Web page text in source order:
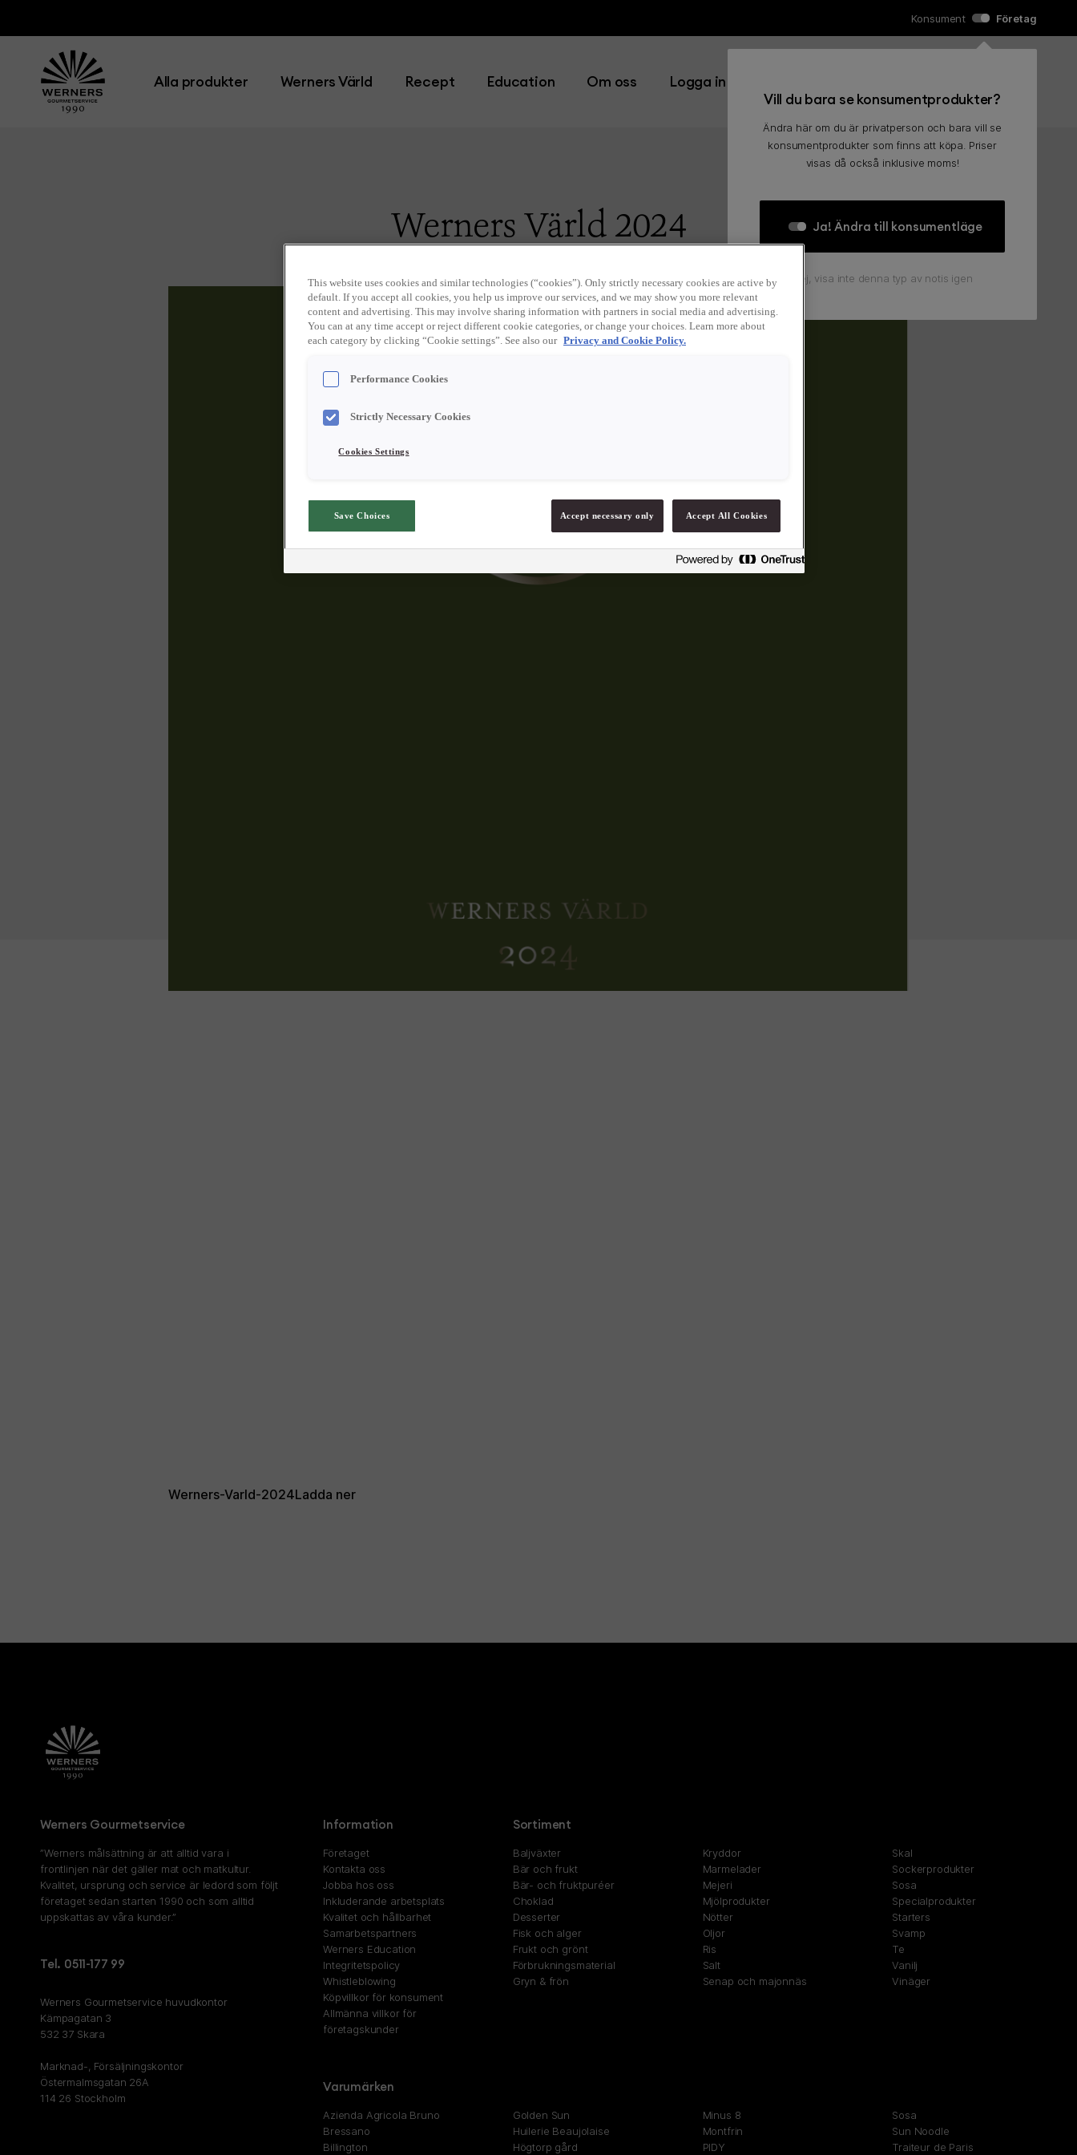
Konsument Företag
Vill du bara se konsumentprodukter?
Ändra här om du är privatperson och bara vill se
konsumentprodukter som finns att köpa. Priser
visas då också inklusive moms!
Ja! Ändra till konsumentläge
Nej, visa inte denna typ av notis igen
Alla produkter Werners Värld Recept Education Om oss Logga in
Werners Värld 2024
Werners-Varld-2024Ladda ner
Werners Gourmetservice
”Werners målsättning är att alltid vara i
frontlinjen när det gäller mat och matkultur.
Kvalitet, ursprung och service är ledord som följt
företaget sedan starten 1990 och som alltid
uppskattas av våra kunder.”
Tel. 0511-177 99
Werners Gourmetservice huvudkontor
Kämpagatan 3
532 37 Skara
Marknad-, Försäljningskontor
Östermalmsgatan 26A
114 26 Stockholm
Information
Företaget
Kontakta oss
Jobba hos oss
Inkluderande arbetsplats
Kvalitet och hållbarhet
Samarbetspartners
Werners Education
Integritetspolicy
Whistleblowing
Köpvillkor för konsument
Allmänna villkor för
företagskunder
Sortiment
Baljväxter
Bär och frukt
Bär- och fruktpuréer
Choklad
Desserter
Fisk och alger
Frukt och grönt
Förbrukningsmaterial
Gryn & frön
Kryddor
Marmelader
Mejeri
Mjölprodukter
Nötter
Oljor
Ris
Salt
Senap och majonnäs
Skal
Sockerprodukter
Sosa
Specialprodukter
Starters
Svamp
Te
Vanilj
Vinäger
Varumärken
Azienda Agricola Bruno
Bressano
Billington
Golden Sun
Huilerie Beaujolaise
Högtorp gård
Minus 8
Montfrin
PIDY
Sosa
Sun Noodle
Traiteur de Paris
This website uses cookies and similar technologies (“cookies”). Only strictly necessary cookies are active by
default. If you accept all cookies, you help us improve our services, and we may show you more relevant
content and advertising. This may involve sharing information with partners in social media and advertising.
You can at any time accept or reject different cookie categories, or change your choices. Learn more about
each category by clicking “Cookie settings”. See also our Privacy and Cookie Policy.
Performance Cookies
Strictly Necessary Cookies
Cookies Settings
Save Choices Accept necessary only Accept All Cookies